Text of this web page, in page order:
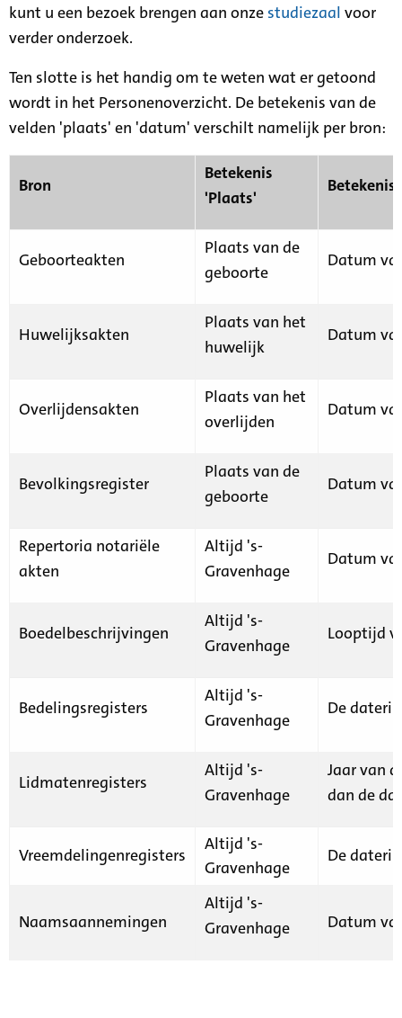
kunt u een bezoek brengen aan onze studiezaal voor
verder onderzoek.
Ten slotte is het handig om te weten wat er getoond
wordt in het Personenoverzicht. De betekenis van de
velden 'plaats' en 'datum' verschilt namelijk per bron:
Bron
Betekenis
'Plaats'
Geboorteakten
Plaats van de
geboorte
Datum
Huwelijksakten
Plaats van het
huwelijk
Datum
Overlijdensakten
Plaats van het
overlijden
Datum
Bevolkingsregister
Plaats van de
geboorte
Datum
Repertoria notariële
akten
Altijd 's-
Gravenhage
Datum
Boedelbeschrijvingen
Altijd 's-
Gravenhage
Looptijd
Bedelingsregisters
Altijd 's-
Gravenhage
De
Lidmatenregisters
Altijd 's-
Gravenhage
Jaar van
dan de
Vreemdelingenregisters
Altijd 's-
Gravenhage
De
Naamsaannemingen
Altijd 's-
Gravenhage
Datum